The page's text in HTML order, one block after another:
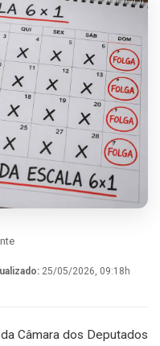
25/05/2026, 09:18h
Câmara dos Deputados